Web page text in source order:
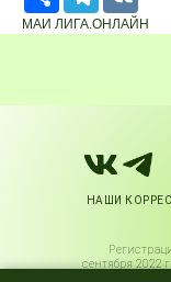
МАИ ЛИГА.ОНЛАЙН
НАШИ
сентября 2022